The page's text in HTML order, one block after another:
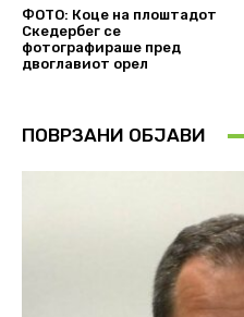
ФОТО: Коце на плоштадот
Скедербег се
фотографираше пред
двоглавиот орел
ПОВРЗАНИ ОБЈАВИ